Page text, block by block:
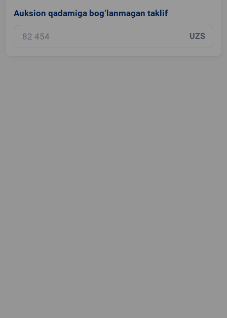
Auksion qadamiga bog‘lanmagan taklif
UZS